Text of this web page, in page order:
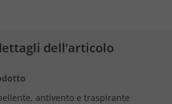
dell’articolo
antivento e traspirante